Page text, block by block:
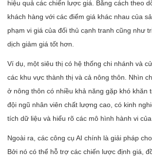
hiệu quả các chiến lược giá. Bằng cách theo
khách hàng với các điểm giá khác nhau của
phạm vi giá của đối thủ cạnh tranh cũng như
dịch giảm giá tốt hơn.
Ví dụ, một siêu thị có hệ thống chi nhánh và
các khu vực thành thị và cả nông thôn. Nhìn
ở nông thôn có nhiều khả năng gặp khó khăn
đội ngũ nhân viên chất lượng cao, có kinh
tích dữ liệu và hiểu rõ các mô hình hành vi của
Ngoài ra, các công cụ AI chính là giải pháp
Bởi nó có thể hỗ trợ các chiến lược định giá,